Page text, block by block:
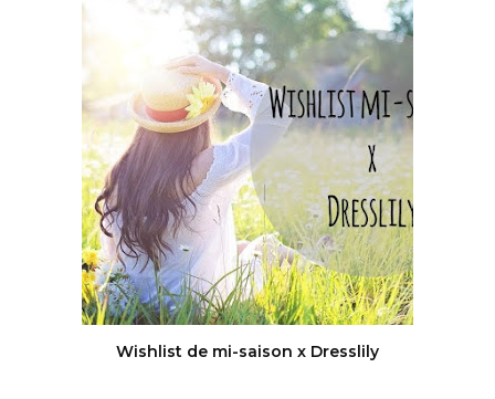
Wishlist de mi-saison x Dresslily